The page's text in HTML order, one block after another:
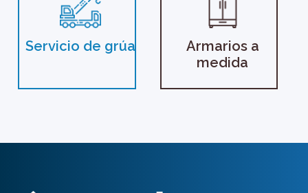
Servicio de grúa
Armarios a
medida